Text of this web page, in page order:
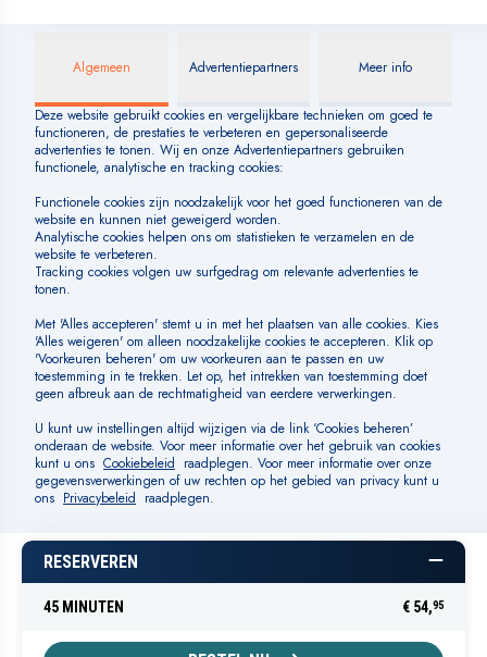
RESERVEREN
45 MINUTEN € 54,95
Over BLUE
Veelgestelde vragen
SOCIAL MEDIA
BETAALMOGELIJKHEDEN
Algemene voorwaarden